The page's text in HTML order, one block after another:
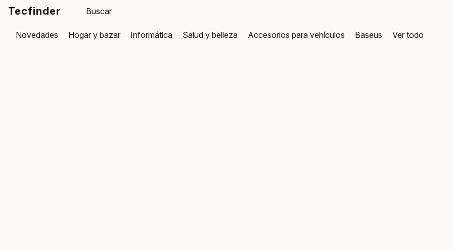
Tecfinder
Novedades Hogar y bazar Informática Salud y belleza Accesorios para vehículos Baseus Ver todo